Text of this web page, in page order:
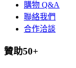
購物 Q&A
聯絡我們
合作洽談
贊助50+